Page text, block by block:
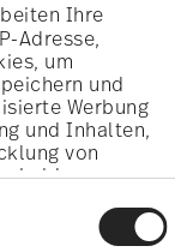
Ihre
Adresse,
um
und
Werbung
und Inhalten,
von
über die
auf das